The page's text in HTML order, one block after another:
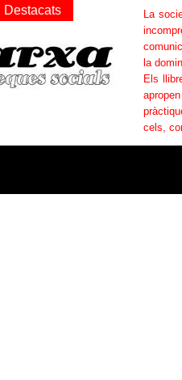
La
la
Els
cels,
Destacats